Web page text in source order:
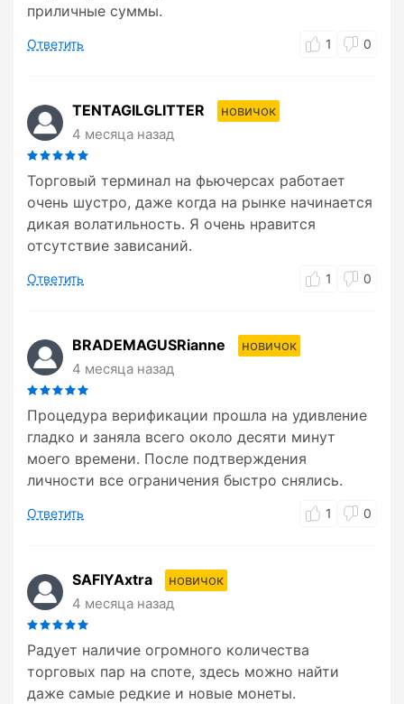
приличные суммы.
Ответить 1 0
TENTAGILGLITTER
новичок
4 месяца назад
Торговый терминал на фьючерсах работает
очень шустро, даже когда на рынке начинается
дикая волатильность. Я очень нравится
отсутствие зависаний.
Ответить 1 0
BRADEMAGUSRianne
новичок
4 месяца назад
Процедура верификации прошла на удивление
гладко и заняла всего около десяти минут
моего времени. После подтверждения
личности все ограничения быстро снялись.
Ответить 1 0
SAFIYAxtra
новичок
4 месяца назад
Радует наличие огромного количества
торговых пар на споте, здесь можно найти
даже самые редкие и новые монеты.